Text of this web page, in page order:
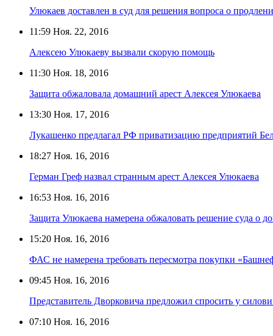
Улюкаев доставлен в суд для решения вопроса о
11:59 Ноя. 22, 2016
Алексею Улюкаеву вызвали скорую помощь
11:30 Ноя. 18, 2016
Защита обжаловала домашний арест Алексея Улюкаева
13:30 Ноя. 17, 2016
Лукашенко предлагал РФ приватизацию предприятий
18:27 Ноя. 16, 2016
Герман Греф назвал странным арест Алексея Улюкаева
16:53 Ноя. 16, 2016
Защита Улюкаева намерена обжаловать решение суда о
15:20 Ноя. 16, 2016
ФАС не намерена требовать пересмотра покупки
09:45 Ноя. 16, 2016
Представитель Дворковича предложил спросить у
07:10 Ноя. 16, 2016